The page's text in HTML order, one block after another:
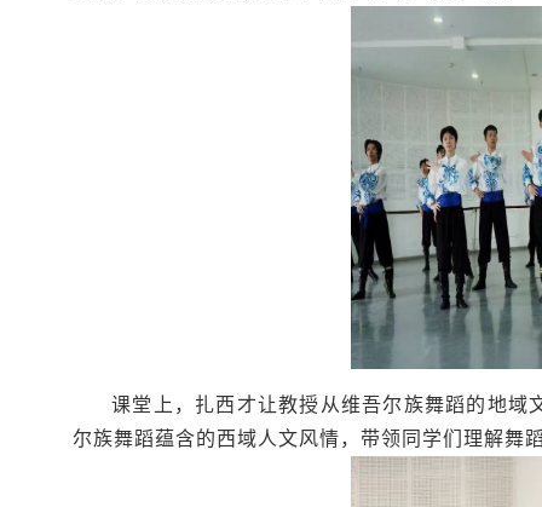
课堂上，扎西才让教授从维吾尔族舞蹈的地
尔族舞蹈蕴含的西域人文风情，带领同学们理解舞